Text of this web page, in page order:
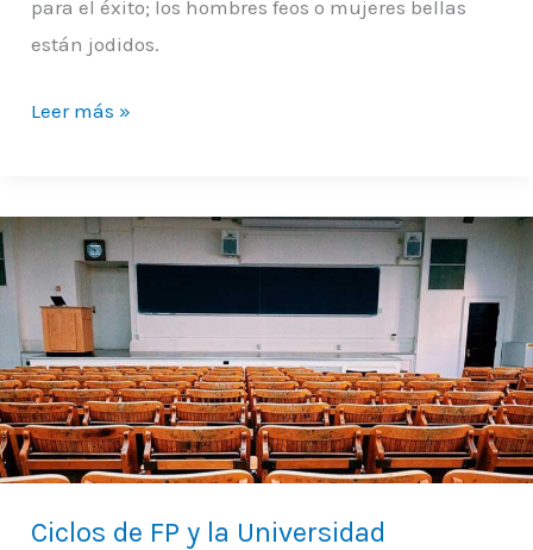
para el éxito; los hombres feos o mujeres bellas
están jodidos.
Leer más »
Ciclos de FP y la Universidad
Ciclos
FP
y
la
Universidad